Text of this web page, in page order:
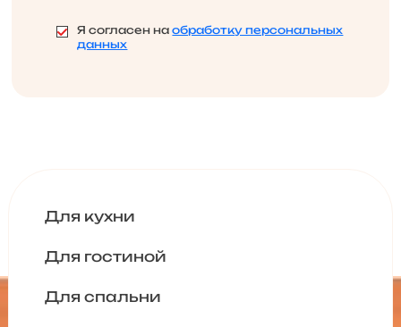
Я согласен наобработку персональных
данных
Для кухни
Для гостиной
Для спальни